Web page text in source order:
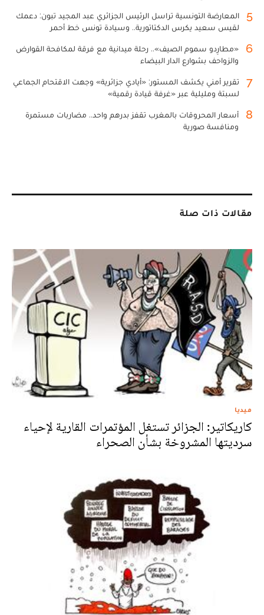
5
المعارضة التونسية تراسل الرئيس الجزائري عبد المجيد تبون: دعمك
لقيس سعيد يكرس الدكتاتورية.. وسيادة تونس خط أحمر
6
«مطارِدو سموم الصيف».. رحلة ميدانية مع فرقة لمكافحة القوارض
والزواحف بشوارع الدار البيضاء
7
تقرير أمني يكشف المستور: «أيادي جزائرية» وجهت الاقتحام الجماعي
لسبتة ومليلية عبر «غرفة قيادة رقمية»
8
أسعار المحروقات بالمغرب تقفز بدرهم واحد.. مضاربات مستمرة
ومنافسة صورية
مقالات ذات صلة
ميديا
كاريكاتير: الجزائر تستغل المؤتمرات القارية لإحياء
سرديتها المشروخة بشأن الصحراء